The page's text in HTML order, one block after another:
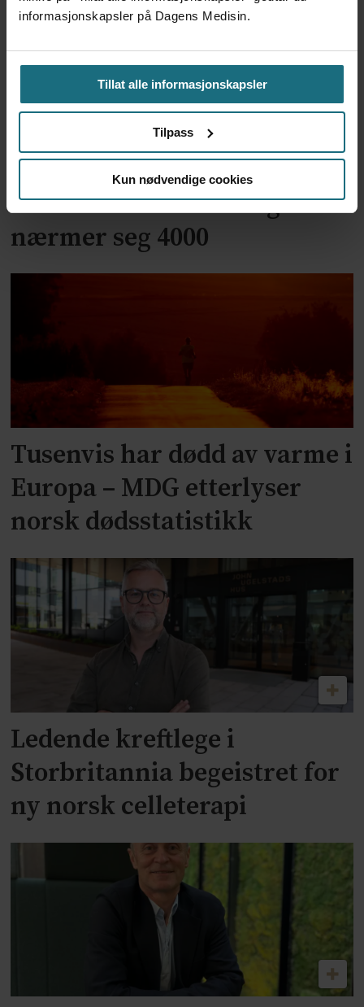
informasjonskapsler på Dagens Medisin.
Tillat alle informasjonskapsler
Tilpass
Kun nødvendige cookies
Ebola-smittetall i Kongo
nærmer seg 4000
Tusenvis har dødd av varme i
Europa – MDG etterlyser
norsk dødsstatistikk
Ledende kreftlege i
Storbritannia begeistret for
ny norsk celleterapi